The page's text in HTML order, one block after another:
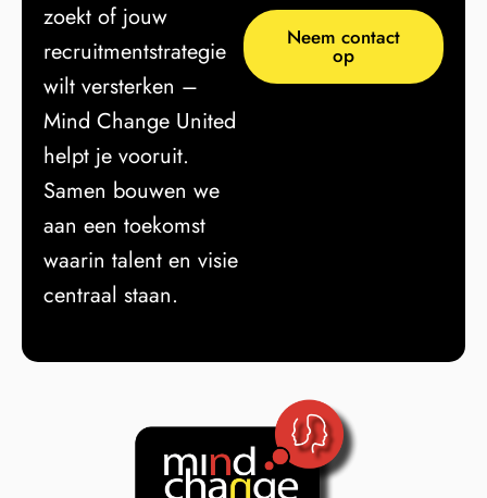
zoekt of jouw
recruitmentstrategie
wilt versterken –
Mind Change United
helpt je vooruit.
Samen bouwen we
aan een toekomst
waarin talent en visie
centraal staan.
Neem contact
op